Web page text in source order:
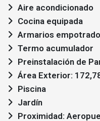
Aire acondicionado
Cocina equipada
Armarios
Termo acumulador
Preinstalación de
Área Exterior:
Piscina
Jardín